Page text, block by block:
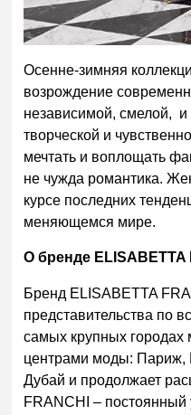
Осенне-зимняя
возрождение
независимой, смелой,
творческой и
мечтать и воплощать
не чужда романтика.
курсе последних
меняющемся мире.
О бренде ELISABETTA
Бренд ELISABETTA
представительства по
самых крупных
центрами моды: Париж,
Дубай и продолжает
FRANCHI –